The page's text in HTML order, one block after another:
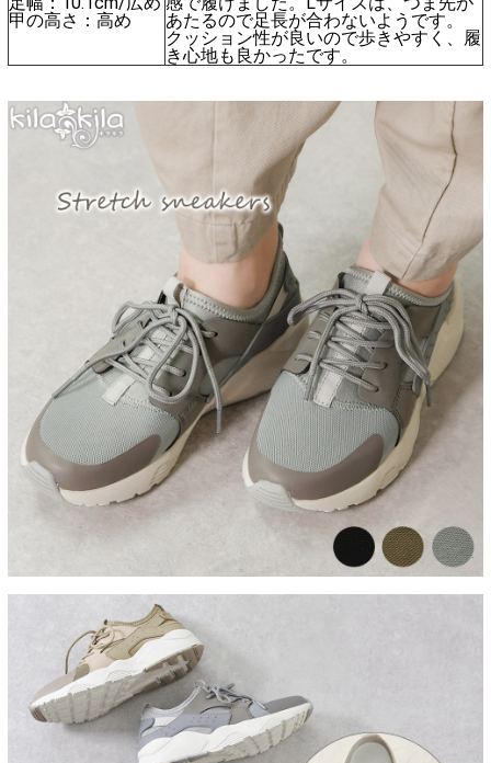
甲の高さ：高め
あたるので足長が合わないようです。
クッション性が良いので歩きやすく、履
き心地も良かったです。